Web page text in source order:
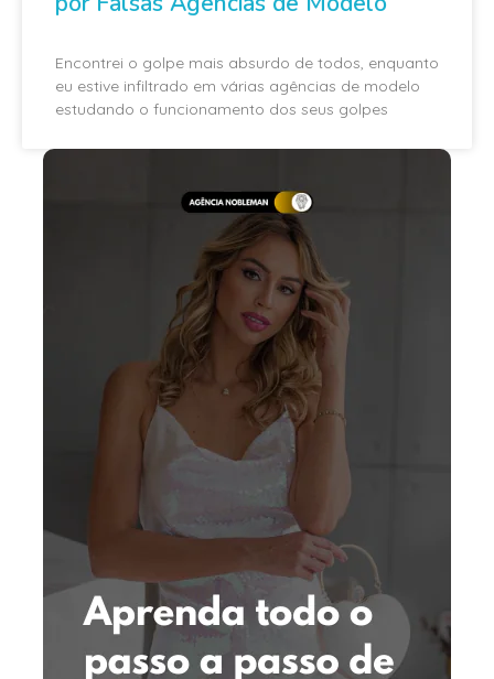
Encontrei o golpe mais absurdo de todos, enquanto
eu estive infiltrado em várias agências de modelo
estudando o funcionamento dos seus golpes